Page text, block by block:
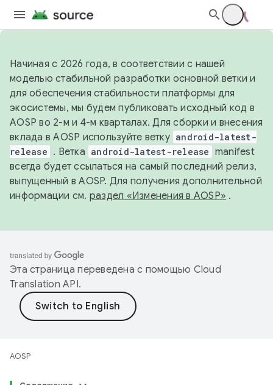
Начиная с 2026 года, в соответствии с нашей
моделью стабильной разработки основной ветки и
для обеспечения стабильности платформы для
экосистемы, мы будем публиковать исходный код в
AOSP во 2-м и 4-м кварталах. Для сборки и внесения
вклада в AOSP используйте ветку android-latest-
release . Ветка android-latest-release manifest
всегда будет ссылаться на самый последний релиз,
выпущенный в AOSP. Для получения дополнительной
информации см. раздел «Изменения в AOSP» .
Эта страница переведена с помощью Cloud
Translation API.
AOSP